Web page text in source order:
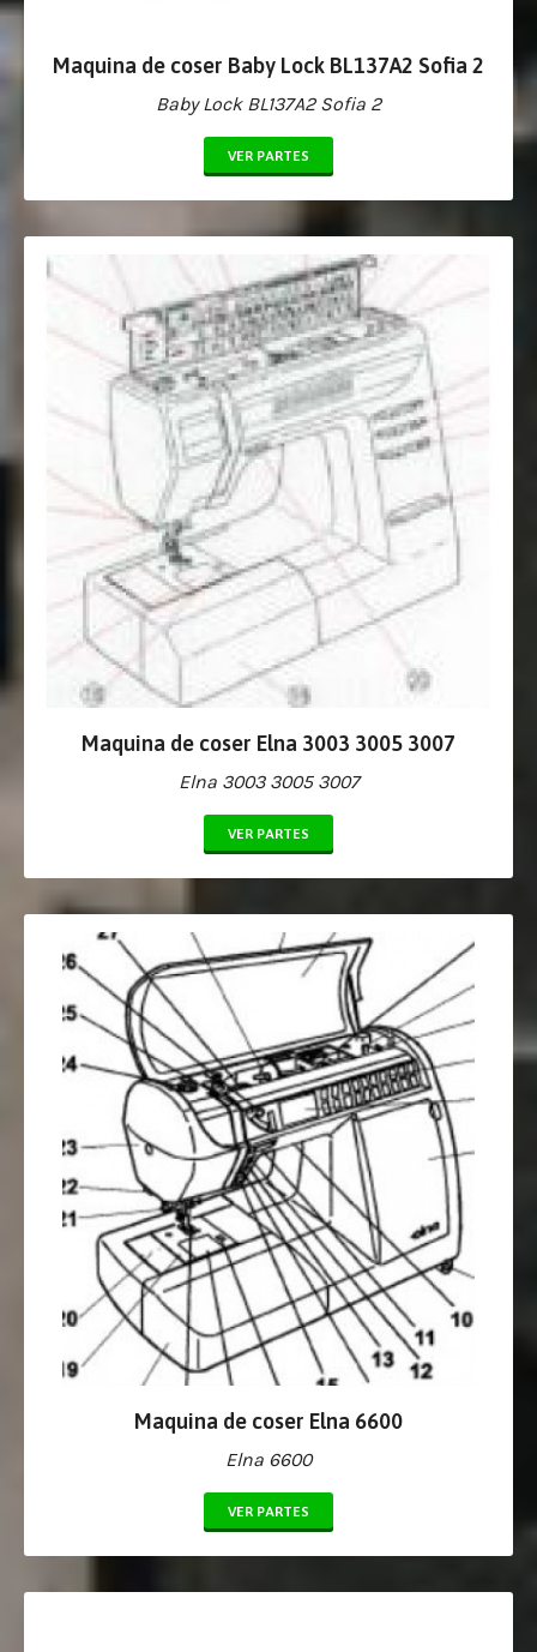
Maquina de coser Baby Lock BL137A2 Sofia 2
Baby Lock BL137A2 Sofia 2
VER PARTES
Maquina de coser Elna 3003 3005 3007
Elna 3003 3005 3007
VER PARTES
Maquina de coser Elna 6600
Elna 6600
VER PARTES